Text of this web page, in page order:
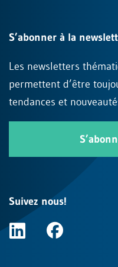
S’abonner à la
Les newsletters
permettent d’être
tendances et
Suivez nous!